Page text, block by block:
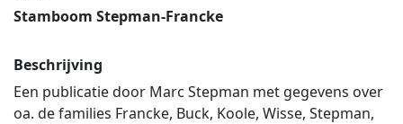
Stamboom Stepman-Francke
Beschrijving
Een publicatie door Marc Stepman met gegevens over
oa. de families Francke, Buck, Koole, Wisse, Stepman,